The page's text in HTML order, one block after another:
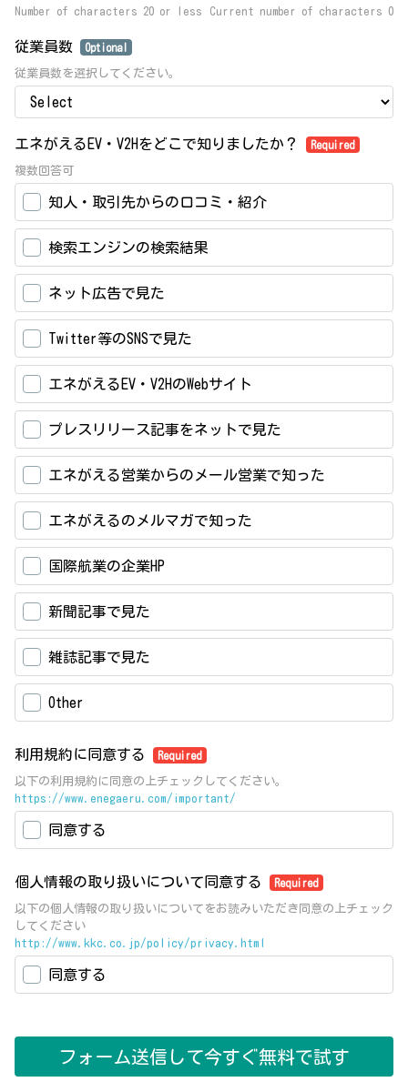
Number of characters 20 or less Current number of characters 0
従業員数 Optional
従業員数を選択してください。
エネがえるEV・V2Hをどこで知りましたか？ Required
複数回答可
知人・取引先からの口コミ・紹介
検索エンジンの検索結果
ネット広告で見た
Twitter等のSNSで見た
エネがえるEV・V2HのWebサイト
プレスリリース記事をネットで見た
エネがえる営業からのメール営業で知った
エネがえるのメルマガで知った
国際航業の企業HP
新聞記事で見た
雑誌記事で見た
Other
利用規約に同意する Required
以下の利用規約に同意の上チェックしてください。
https://www.enegaeru.com/important/
同意する
個人情報の取り扱いについて同意する Required
以下の個人情報の取り扱いについてをお読みいただき同意の上チェック
してください
http://www.kkc.co.jp/policy/privacy.html
同意する
フォーム送信して今すぐ無料で試す